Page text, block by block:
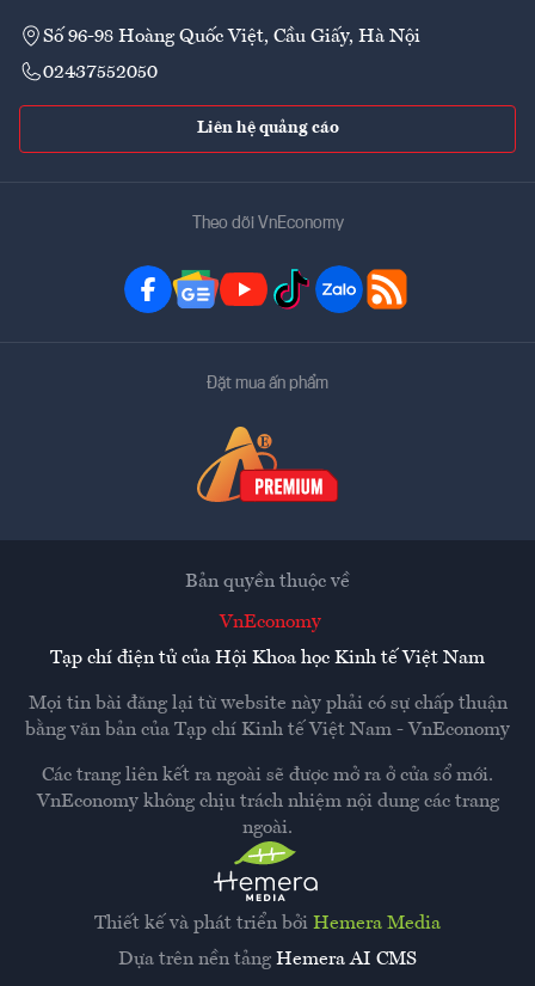
Số 96-98 Hoàng Quốc Việt, Cầu Giấy, Hà Nội
02437552050
Liên hệ quảng cáo
Theo dõi VnEconomy
Đặt mua ấn phẩm
Thiết kế và phát triển bởi Hemera Media
Dựa trên nền tảng Hemera AI CMS
Bản quyền thuộc về
VnEconomy
Tạp chí điện tử của Hội Khoa học Kinh tế Việt Nam
Mọi tin bài đăng lại từ website này phải có sự chấp thuận
bằng văn bản của Tạp chí Kinh tế Việt Nam - VnEconomy
Các trang liên kết ra ngoài sẽ được mở ra ở cửa sổ mới.
VnEconomy không chịu trách nhiệm nội dung các trang
ngoài.